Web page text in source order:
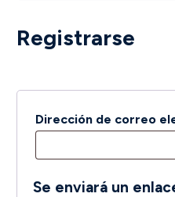
Registrarse
Dirección de correo
Se enviará un